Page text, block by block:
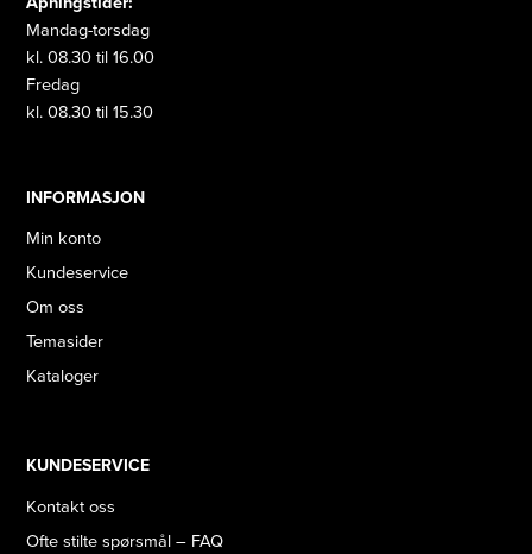
Mandag-torsdag
kl. 08.30 til 16.00
Fredag
kl. 08.30 til 15.30
INFORMASJON
Min konto
Kundeservice
Om oss
Temasider
Kataloger
KUNDESERVICE
Kontakt oss
Ofte stilte spørsmål – FAQ